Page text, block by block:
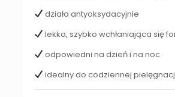
działa antyoksydacyjnie
lekka, szybko wchłaniająca się
odpowiedni na dzień i na noc
idealny do codziennej